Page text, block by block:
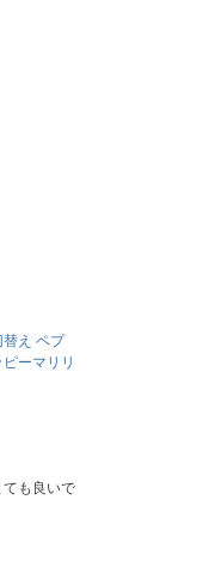
替え ペプ
ーマリリ
も良いで